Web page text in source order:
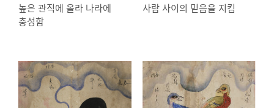
높은 관직에 올라 나라에
충성함
사람 사이의 믿음을 지킴